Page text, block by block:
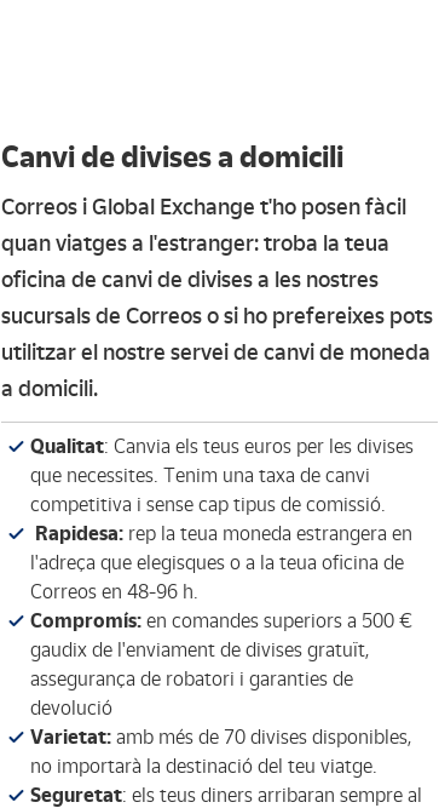
Canvi de divises a domicili
Correos i Global Exchange t'ho posen fàcil
quan viatges a l'estranger: troba la teua
oficina de canvi de divises a les nostres
sucursals de Correos o si ho prefereixes pots
utilitzar el nostre servei de canvi de moneda
a domicili.
Qualitat: Canvia els teus euros per les divises
que necessites. Tenim una taxa de canvi
competitiva i sense cap tipus de comissió.
Rapidesa: rep la teua moneda estrangera en
l'adreça que elegisques o a la teua oficina de
Correos en 48-96 h.
Compromís: en comandes superiors a 500 €
gaudix de l'enviament de divises gratuït,
assegurança de robatori i garanties de
devolució
Varietat: amb més de 70 divises disponibles,
no importarà la destinació del teu viatge.
Seguretat: els teus diners arribaran sempre al